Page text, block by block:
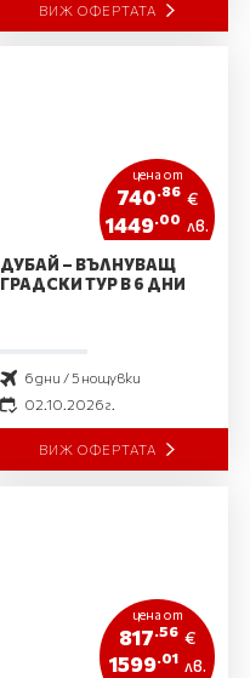
ВИЖ ОФЕРТАТА
цена от
740.86 €
1449 .00 лв.
ДУБАЙ – ВЪЛНУВАЩ
ГРАДСКИ ТУР В 6 ДНИ
6 дни / 5 нощувки
02.10.2026 г.
ВИЖ ОФЕРТАТА
цена от
817 .56 €
1599.01 лв.